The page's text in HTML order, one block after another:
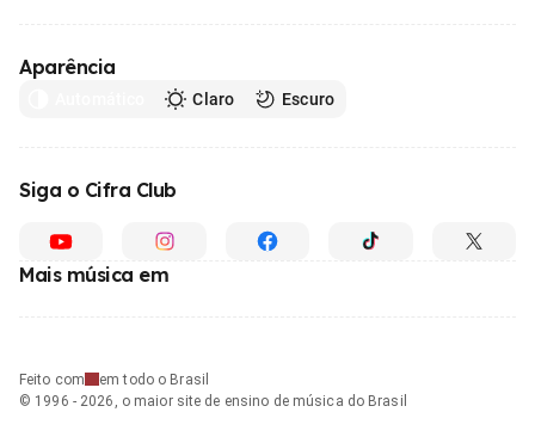
Aparência
Claro Escuro
Siga o Cifra Club
Mais música em
Feito com
em todo o Brasil
© 1996 - 2026, o maior site de ensino de música do Brasil